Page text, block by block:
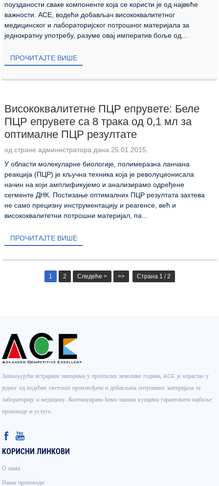
поузданости сваке компоненте која се користи је од највеће
важности. ACE, водећи добављач висококвалитетног
медицинског и лабораторијског потрошног материјала за
једнократну употребу, разуме овај императив боље од...
ПРОЧИТАЈТЕ ВИШЕ
Висококвалитетне ПЦР епрувете: Беле
ПЦР епрувете са 8 трака од 0,1 мл за
оптималне ПЦР резултате
од стране администратора дана 25.01.2015.
У области молекуларне биологије, полимеразна ланчана
реакција (ПЦР) је кључна техника која је револуционисала
начин на који амплификујемо и анализирамо одређене
сегменте ДНК. Постизање оптималних ПЦР резултата захтева
не само прецизну инструментацију и реагенсе, већ и
висококвалитетни потрошни материјал, па...
ПРОЧИТАЈТЕ ВИШЕ
1 2 Следеће > >> Страна 1 / 2
Захваљујући истрајним напорима у протеклих неколико година, ACE је израстао у
једног од водећих светских произвођача и добављача потрошног материјала за
лабораторију и медицину. Континуирано ћемо нашим купцима гарантовати најбоље
производе и услуге.
КОРИСНИ ЛИНКОВИ
О нама
Наши производи